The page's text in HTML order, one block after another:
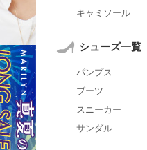
キャミソール
シューズ一覧
パンプス
ブーツ
スニーカー
サンダル